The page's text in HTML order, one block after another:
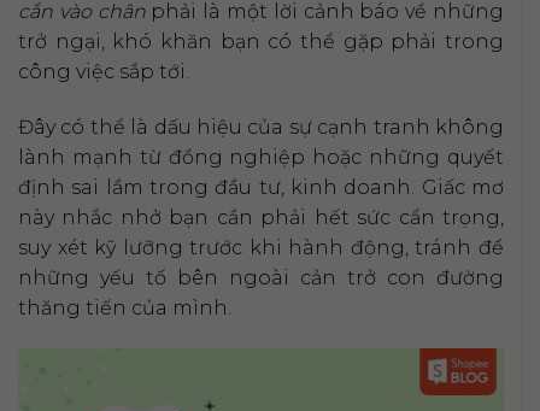
cắn vào chânphải là một lời cảnh báo về những
trở ngại, khó khăn bạn có thể gặp phải trong
công việc sắp tới.
Đây có thể là dấu hiệu của sự cạnh tranh không
lành mạnh từ đồng nghiệp hoặc những quyết
định sai lầm trong đầu tư, kinh doanh. Giấc mơ
này nhắc nhở bạn cần phải hết sức cẩn trọng,
suy xét kỹ lưỡng trước khi hành động, tránh để
những yếu tố bên ngoài cản trở con đường
thăng tiến của mình.